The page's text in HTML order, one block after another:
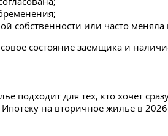
собственности или часто меняла
состояние заемщика и
подходит для тех, кто хочет
Ипотеку на вторичное жилье в